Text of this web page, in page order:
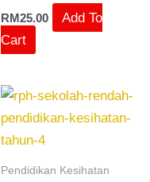
RM25.00
Add To
Cart
Pendidikan Kesihatan